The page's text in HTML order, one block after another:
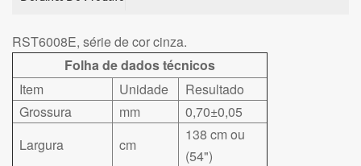
RST6008E, série de cor cinza.
Folha de dados técnicos
Item
Unidade
Resultado
Grossura
mm
0,70±0,05
Largura
cm
138 cm ou
(54")